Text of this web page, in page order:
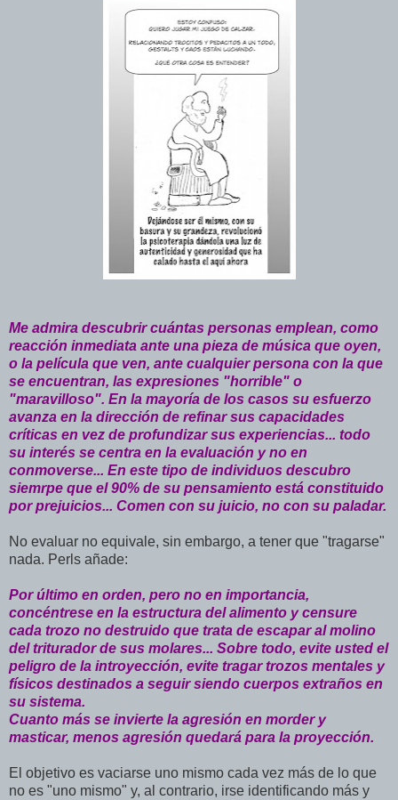
Me admira descubrir cuántas personas emplean, como
reacción inmediata ante una pieza de música que oyen,
o la película que ven, ante cualquier persona con la que
se encuentran, las expresiones "horrible" o
"maravilloso". En la mayoría de los casos su esfuerzo
avanza en la dirección de refinar sus capacidades
críticas en vez de profundizar sus experiencias... todo
su interés se centra en la evaluación y no en
conmoverse... En este tipo de individuos descubro
siemrpe que el 90% de su pensamiento está constituido
por prejuicios... Comen con su juicio, no con su paladar.
No evaluar no equivale, sin embargo, a tener que "tragarse"
nada. Perls añade:
Por último en orden, pero no en importancia,
concéntrese en la estructura del alimento y censure
cada trozo no destruido que trata de escapar al molino
del triturador de sus molares... Sobre todo, evite usted el
peligro de la introyección, evite tragar trozos mentales y
físicos destinados a seguir siendo cuerpos extraños en
su sistema.
Cuanto más se invierte la agresión en morder y
masticar, menos agresión quedará para la proyección.
El objetivo es vaciarse uno mismo cada vez más de lo que
no es "uno mismo" y, al contrario, irse identificando más y